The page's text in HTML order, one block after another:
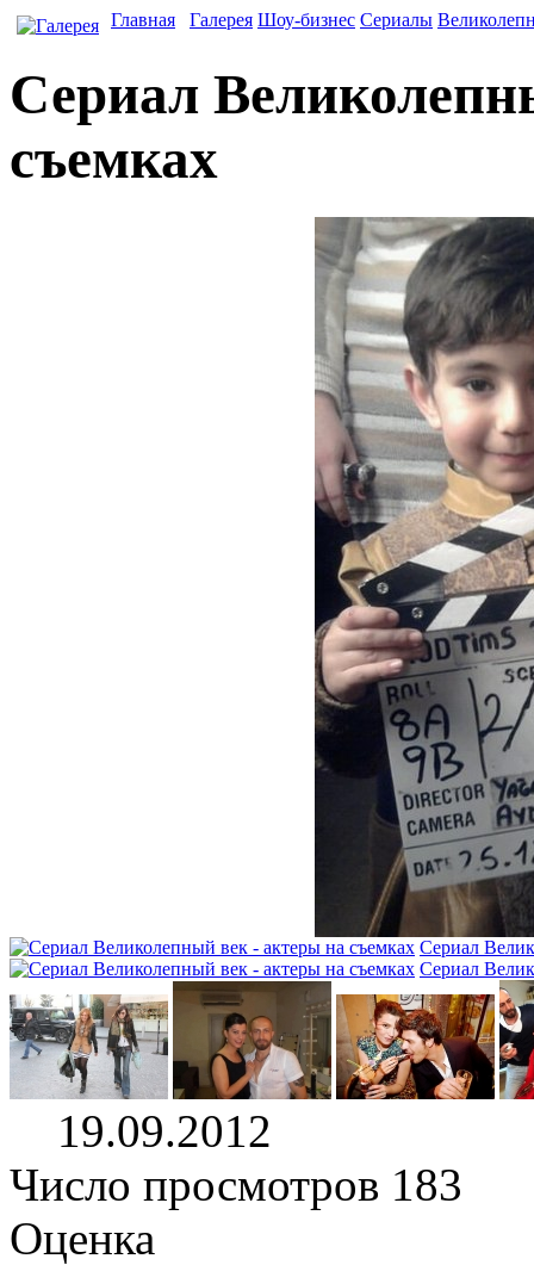
Главная Галерея Шоу-бизнес Сериалы
Сериал
съемках
Сериал
Сериал
19.09.2012
Число просмотров 183
Оценка